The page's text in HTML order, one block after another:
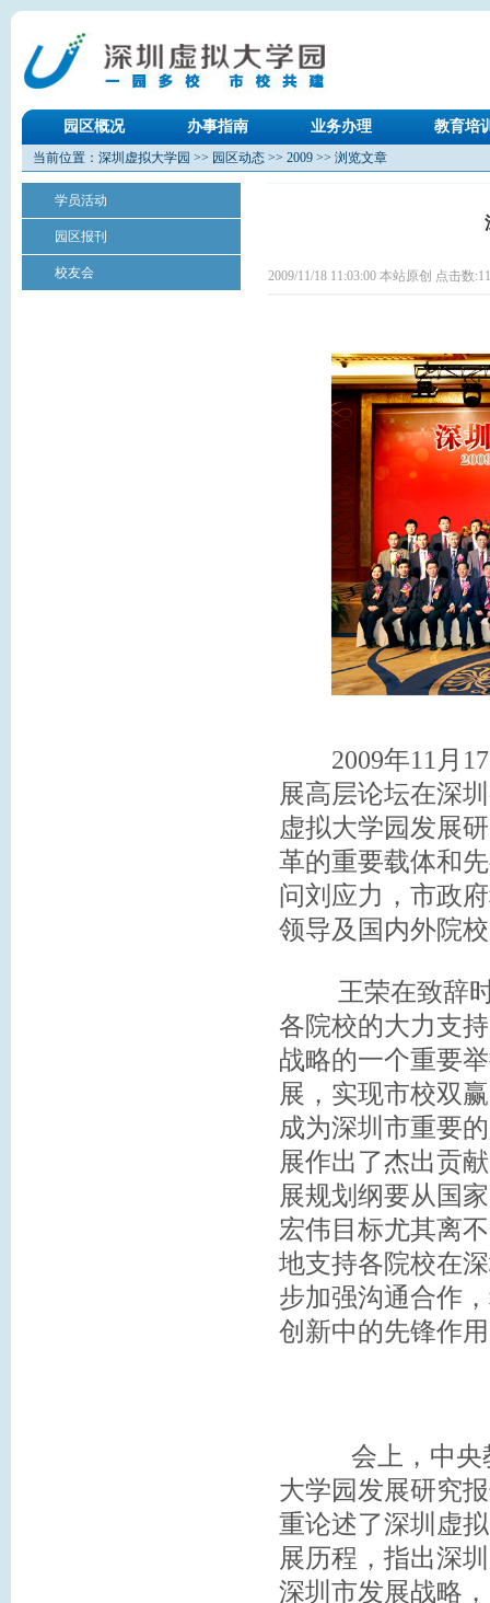
园区概况 办事指南 业务办理 教育培
当前位置： 深圳虚拟大学园 >> 园区动态 >> 2009 >> 浏览文章
学员活动
园区报刊
校友会 2009/11/18 11:03:00 本站原创 点击数:
2009年11月17
展高层论坛在深
虚拟大学园发展
革的重要载体和
问刘应力，市政
领导及国内外院
王荣在致辞时
各院校的大力支
战略的一个重要
展，实现市校双
成为深圳市重要
展作出了杰出贡
展规划纲要从国
宏伟目标尤其离
地支持各院校在
步加强沟通合作
创新中的先锋作
会上，中央教
大学园发展研究
重论述了深圳虚
展历程，指出深
深圳市发展战略